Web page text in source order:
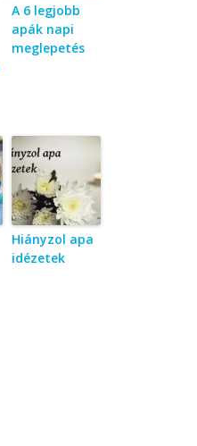
A 6 legjobb
apák napi
meglepetés
Hiányzol apa
idézetek